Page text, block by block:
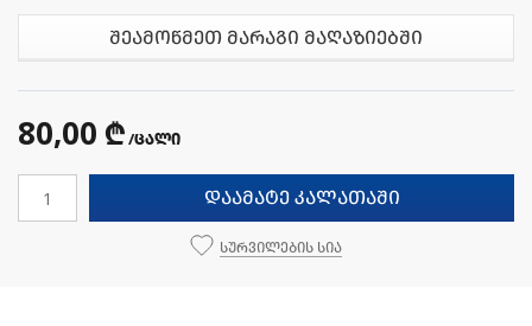
შეამოწმეთ მარაგი მაღაზიებში
80,00 ₾ /ცალი
დაამატე კალათაში
სურვილების სია